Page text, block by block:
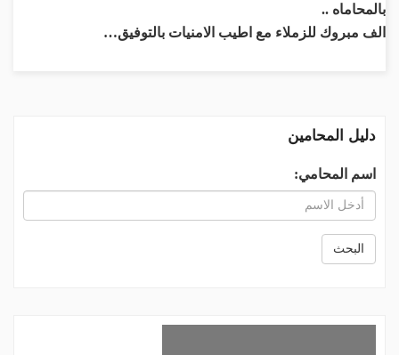
بالمحاماه ..
الف مبروك للزملاء مع اطيب الامنيات بالتوفيق…
دليل المحامين
اسم المحامي:
البحث